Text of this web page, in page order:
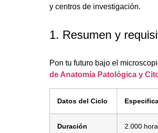
y centros de investigación.
1. Resumen y
Pon tu futuro bajo el
de Anatomía Patológica y
Datos del Ciclo
Duración 2.000